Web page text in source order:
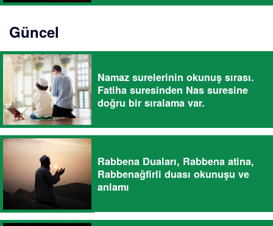
Güncel
Namaz surelerinin okunuş sırası.
Fatiha suresinden Nas suresine
doğru bir sıralama var.
Rabbena Duaları, Rabbena atina,
Rabbenağfirli duası okunuşu ve
anlamı